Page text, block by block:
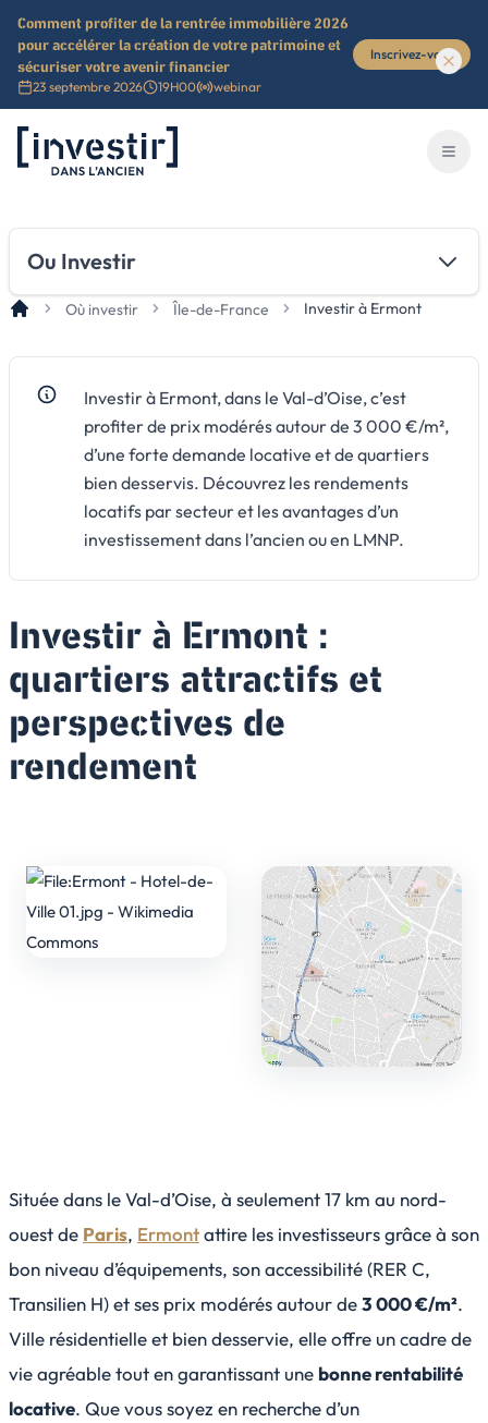
Comment profiter de la rentrée immobilière 2026
pour accélérer la création de votre patrimoine et
sécuriser votre avenir financier
23 septembre 2026 19H00 webinar
Inscrivez-vous
Investir dans l'ancien
Ou Investir
Où investir Île-de-France Investir à Ermont
Investir à Ermont, dans le Val-d’Oise, c’est
profiter de prix modérés autour de 3 000 €/m²,
d’une forte demande locative et de quartiers
bien desservis. Découvrez les rendements
locatifs par secteur et les avantages d’un
investissement dans l’ancien ou en LMNP.
Investir à Ermont :
quartiers attractifs et
perspectives de
rendement
Située dans le Val-d’Oise, à seulement 17 km au nord-
ouest de Paris, Ermontattire les investisseurs grâce à son
bon niveau d’équipements, son accessibilité (RER C,
Transilien H) et ses prix modérés autour de3 000 €/m².
Ville résidentielle et bien desservie, elle offre un cadre de
vie agréable tout en garantissant une bonne rentabilité
locative. Que vous soyez en recherche d’un